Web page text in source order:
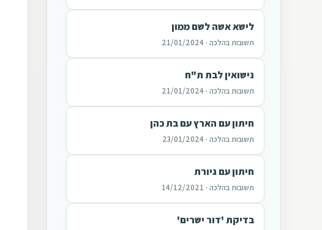
לישא אשה לשם ממון
תשובות בהלכה · 21/01/2024
נישואין לבת ת"ח
תשובות בהלכה · 21/01/2024
חיתון עם הארץ עם בת כהן
תשובות בהלכה · 23/01/2024
חיתון עם גיורת
תשובות בהלכה · 14/12/2021
בדיקת 'דור ישרים'